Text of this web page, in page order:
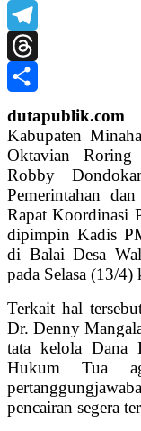
X
Telegram
Threads
Share
Kabupaten
Oktavian
Robby
Pemerintahan
Rapat Koordinasi
dipimpin Kadis
di Balai Desa
pada Selasa (13/4)
Terkait hal
Dr. Denny
tata kelola Dana
Hukum Tua
pencairan segera